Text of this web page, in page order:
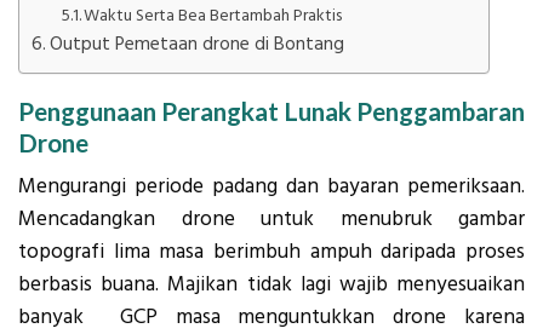
Waktu Serta Bea Bertambah Praktis
Output Pemetaan drone di Bontang
Penggunaan Perangkat Lunak Penggambaran
Drone
Mengurangi periode padang dan bayaran pemeriksaan.
Mencadangkan drone untuk menubruk gambar
topografi lima masa berimbuh ampuh daripada proses
berbasis buana. Majikan tidak lagi wajib menyesuaikan
banyak GCP masa menguntukkan drone karena